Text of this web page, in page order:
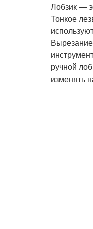
Лобзик —
Тонкое
ручной
изменять